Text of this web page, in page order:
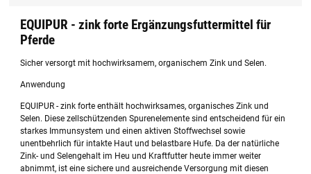
EQUIPUR - zink forte Ergänzungsfuttermittel für
Pferde
Sicher versorgt mit hochwirksamem, organischem Zink und Selen.
Anwendung
EQUIPUR - zink forte enthält hochwirksames, organisches Zink und
Selen. Diese zellschützenden Spurenelemente sind entscheidend für ein
starkes Immunsystem und einen aktiven Stoffwechsel sowie
unentbehrlich für intakte Haut und belastbare Hufe. Da der natürliche
Zink- und Selengehalt im Heu und Kraftfutter heute immer weiter
abnimmt, ist eine sichere und ausreichende Versorgung mit diesen